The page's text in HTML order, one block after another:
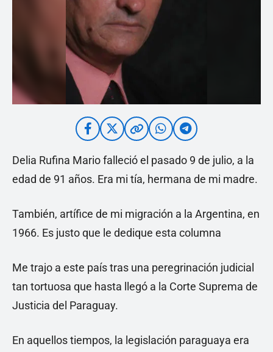
Delia Rufina Mario falleció el pasado 9 de julio, a la
edad de 91 años. Era mi tía, hermana de mi madre.
También, artífice de mi migración a la Argentina, en
1966. Es justo que le dedique esta columna
Me trajo a este país tras una peregrinación judicial
tan tortuosa que hasta llegó a la Corte Suprema de
Justicia del Paraguay.
En aquellos tiempos, la legislación paraguaya era